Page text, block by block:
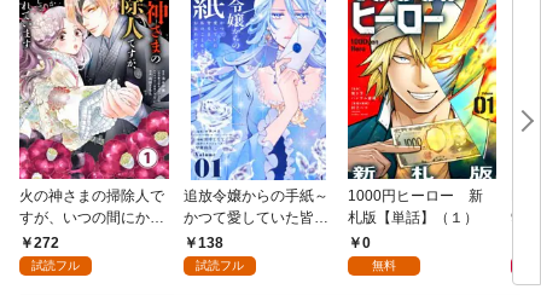
火の神さまの掃除人で
すが、いつの間にか花
嫁として溺愛されてい
ます【単話】（１）
272
試読フル
追放令嬢からの手紙～
かつて愛していた皆さ
まへ 私のことなどお忘
れですか？～【単話】
138
試読フル
1000円ヒーロー 新
札版【単話】（１）
0
無料
9.5